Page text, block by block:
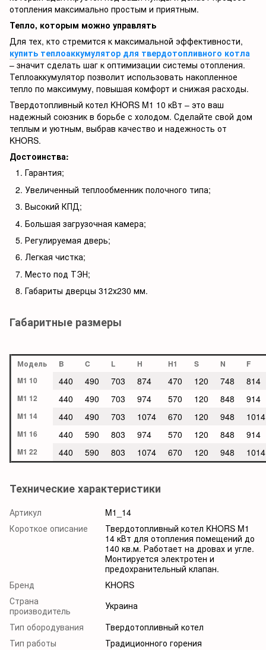
отопления максимально простым и приятным.
Тепло, которым можно управлять
Для тех, кто стремится к максимальной эффективности,
купить теплоаккумулятор для твердотопливного котла
– значит сделать шаг к оптимизации системы отопления.
Теплоаккумулятор позволит использовать накопленное
тепло по максимуму, повышая комфорт и снижая расходы.
Твердотопливный котел KHORS M1 10 кВт – это ваш
надежный союзник в борьбе с холодом. Сделайте свой дом
теплым и уютным, выбрав качество и надежность от
KHORS.
Достоинства:
Гарантия;
Увеличенный теплообменник полочного типа;
Высокий КПД;
Большая загрузочная камера;
Регулируемая дверь;
Легкая чистка;
Место под ТЭН;
Габариты дверцы 312х230 мм.
Габаритные размеры
Модель B C L H H1 S N
F
M1 10
440 490 703 874 470 120 748 814
M1 12 440 490 703 974 570 120 848 914
M1 14 440 490 703 1074 670 120 948 1014
M1 16 440 590 803 974 570 120 848 914
M1 22 440 590 803 1074 670 120 948 1014
Технические характеристики
Артикул
M1_14
Короткое описание
Твердотопливный котел KHORS M1
14 кВт для отопления помещений до
140 кв.м. Работает на дровах и угле.
Монтируется электротен и
предохранительный клапан.
Бренд
KHORS
Страна
производитель
Украина
Тип обородувания
Твердотопливный котел
Тип работы
Традиционного горения